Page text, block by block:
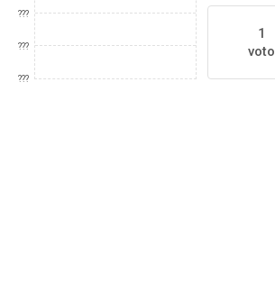
???
???
???
1
voto